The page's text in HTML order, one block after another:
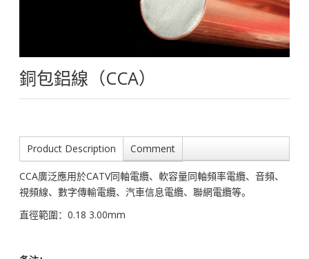
銅包鋁線（CCA）
Product Description Comment
CCA廣泛應用於CATV同軸電纜、軟容量同軸頻率電纜、音頻、
視頻線、數字傳輸電纜、汽車信息電纜、聯網電纜等。
直徑範圍：0.18 3.00mm